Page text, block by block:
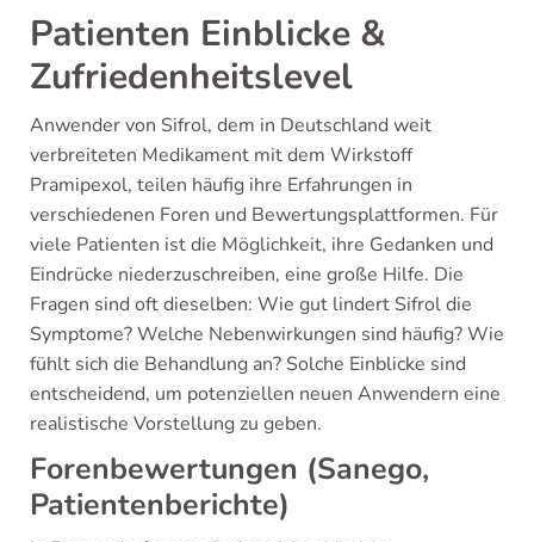
Patienten Einblicke &
Zufriedenheitslevel
Anwender von Sifrol, dem in Deutschland weit
verbreiteten Medikament mit dem Wirkstoff
Pramipexol, teilen häufig ihre Erfahrungen in
verschiedenen Foren und Bewertungsplattformen. Für
viele Patienten ist die Möglichkeit, ihre Gedanken und
Eindrücke niederzuschreiben, eine große Hilfe. Die
Fragen sind oft dieselben: Wie gut lindert Sifrol die
Symptome? Welche Nebenwirkungen sind häufig? Wie
fühlt sich die Behandlung an? Solche Einblicke sind
entscheidend, um potenziellen neuen Anwendern eine
realistische Vorstellung zu geben.
Forenbewertungen (Sanego,
Patientenberichte)